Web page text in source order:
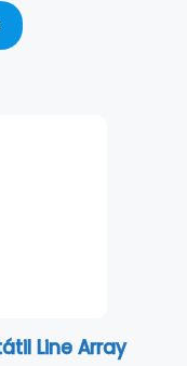
Line Array